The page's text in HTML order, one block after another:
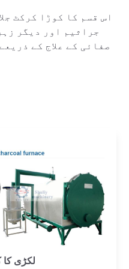
اس قسم کا کوڑا کرکٹ
جراثیم اور دیگر
صفائی کے علاج کے
لکڑی کا